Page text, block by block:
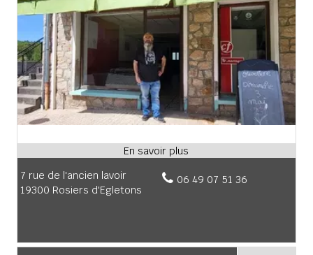
7 rue de l'ancien lavoir
19300 Rosiers d'Egletons
06 49 07 51 36